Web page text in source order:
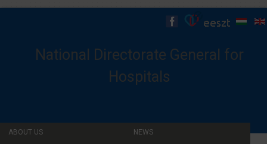
ABOUT US NEWS
National Directorate General for
Hospitals